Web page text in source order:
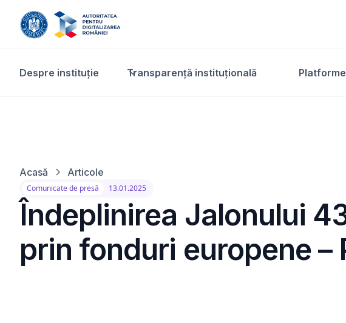
Despre instituție Transparență instituțională​ Platforme
Acasă Articole
Comunicate de presă 13.01.2025
Îndeplinirea Jalonului
prin fonduri europene –